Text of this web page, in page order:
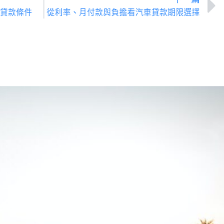
款條件 從利率、月付款與負擔看汽車貸款期限選擇